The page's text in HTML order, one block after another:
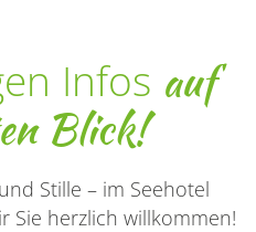
Infos auf
Blick!
Stille – im Seehotel
Sie herzlich willkommen!